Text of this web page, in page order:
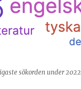
sökorden under 2022